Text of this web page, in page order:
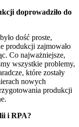
doprowadziło do
dość proste,
produkcji zajmowało
Co najważniejsze,
wszystkie problemy,
które zostały
nowych
produkcji
i RPA?